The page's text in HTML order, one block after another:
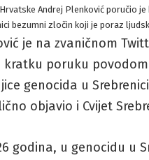
Andrej Plenković poručio je
bezumni zločin koji je poraz
je na zvaničnom
kratku poruku povodom
genocida u
objavio i Cvijet
godina, u genocidu u